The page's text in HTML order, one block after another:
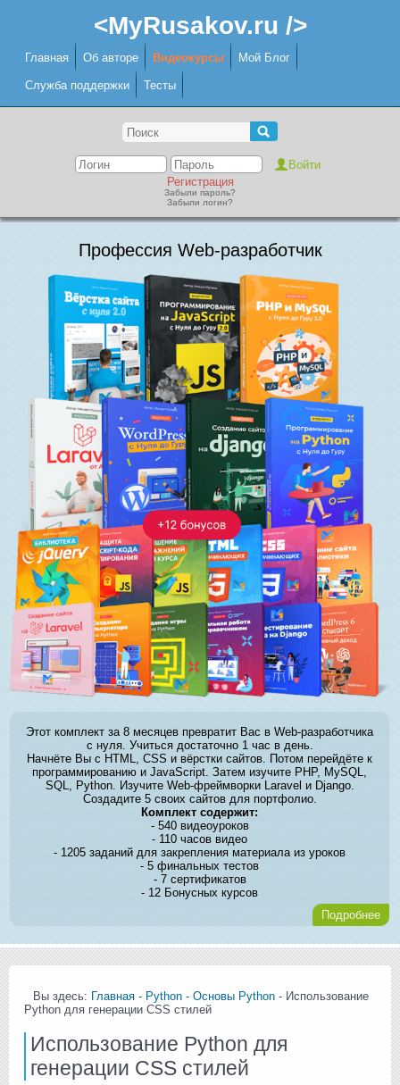
<MyRusakov.ru />
Главная Об авторе Видеокурсы Мой Блог
Служба поддержки Тесты
Регистрация
Забыли пароль?
Забыли логин?
Профессия Web-разработчик
Этот комплект за 8 месяцев превратит Вас в Web-разработчика
с нуля. Учиться достаточно 1 час в день.
Начнёте Вы с HTML, CSS и вёрстки сайтов. Потом перейдёте к
программированию и JavaScript. Затем изучите PHP, MySQL,
SQL, Python. Изучите Web-фреймворки Laravel и Django.
Создадите 5 своих сайтов для портфолио.
Комплект содержит:
- 540 видеоуроков
- 110 часов видео
- 1205 заданий для закрепления материала из уроков
- 5 финальных тестов
- 7 сертификатов
- 12 Бонусных курсов
Подробнее
Вы здесь: Главная - Python - Основы Python - Использование
Python для генерации CSS стилей
Использование Python для
генерации CSS стилей